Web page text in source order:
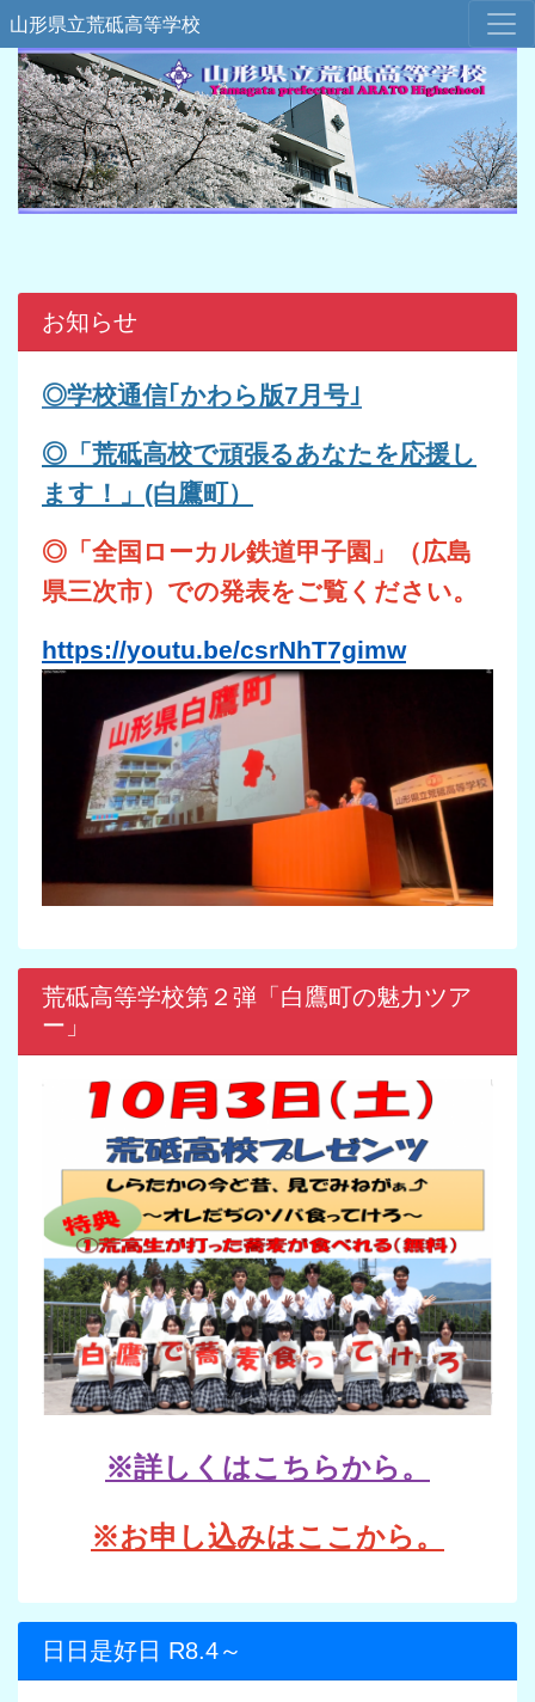
山形県立荒砥高等学校
お知らせ
◎学校通信｢ かわら版7 月号｣
◎「荒砥高校で頑張るあなたを応援し
ます！」(白鷹町）
◎「全国ローカル鉄道甲子園」（広島
県三次市）での発表をご覧ください。
https://youtu.be/csrNhT7gimw
荒砥高等学校第２弾「白鷹町の魅力ツア
ー」
※詳しくはこちらから。
※お申し込みはここから。
日日是好日 R8.4～